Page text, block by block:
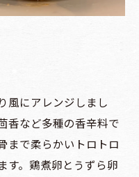
風にアレンジしまし
香など多種の香辛料で
まで柔らかいトロトロ
す。鶏煮卵とうずら卵